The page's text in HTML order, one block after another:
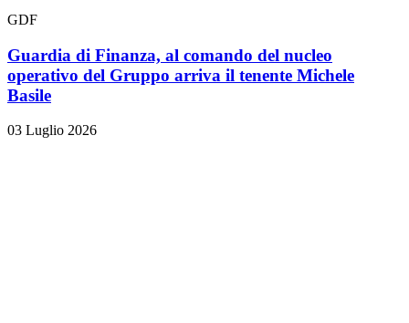
GDF
Guardia di Finanza, al comando del nucleo
operativo del Gruppo arriva il tenente Michele
Basile
03 Luglio 2026